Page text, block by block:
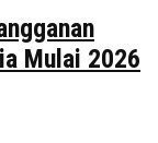
Mulai 2026